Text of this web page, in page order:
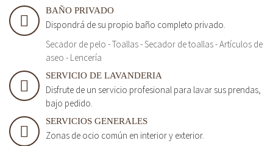
BAÑO PRIVADO
Dispondrá de su propio baño completo privado.
Secador de pelo - Toallas - Secador de toallas - Artículos de
aseo - Lencería
SERVICIO DE LAVANDERIA
Disfrute de un servicio profesional para lavar sus prendas,
bajo pedido.
SERVICIOS GENERALES
Zonas de ocio común en interior y exterior.